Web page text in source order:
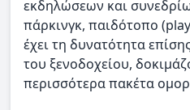
εκδηλώσεων και
πάρκινγκ, παιδότοπο
έχει τη δυνατότητα
του ξενοδοχείου,
περισσότερα πακέτα